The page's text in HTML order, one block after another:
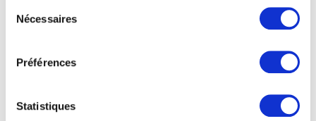
Nécessaires
Préférences
Statistiques